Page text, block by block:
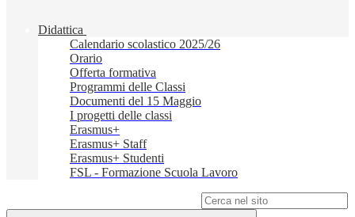
Didattica
Calendario scolastico 2025/26
Orario
Offerta formativa
Programmi delle Classi
Documenti del 15 Maggio
I progetti delle classi
Erasmus+
Erasmus+ Staff
Erasmus+ Studenti
FSL - Formazione Scuola Lavoro